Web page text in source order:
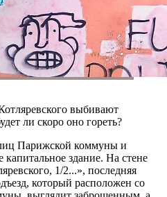
выбивают
ли скоро оно гореть?
Парижской коммуны и
капитальное здание. На стене
1/2...», последняя
который расположен со